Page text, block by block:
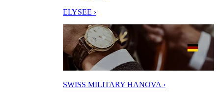
ELYSEE ›
SWISS MILITARY HANOVA ›